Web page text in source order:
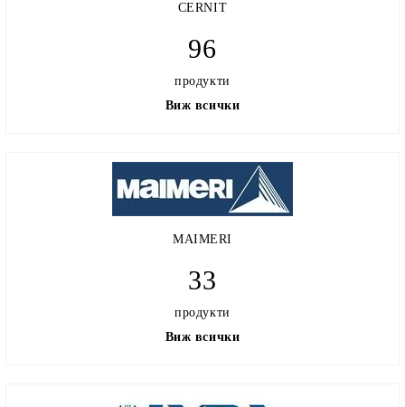
CERNIT
96
продукти
Виж всички
MAIMERI
33
продукти
Виж всички